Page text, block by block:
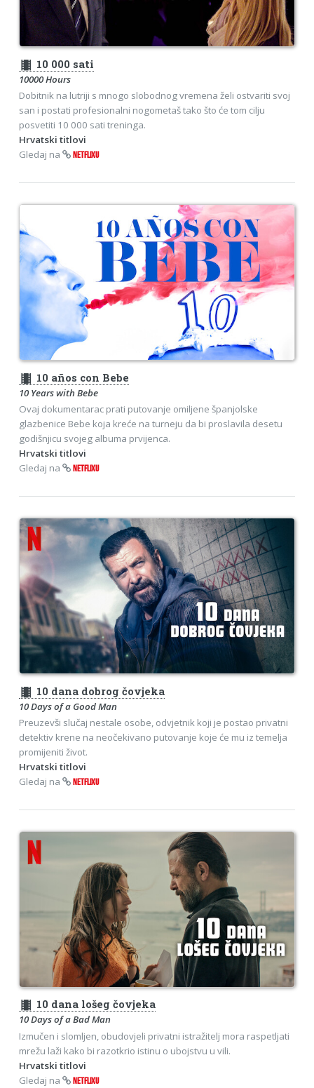
theaters 10 000 sati
10000 Hours
Dobitnik na lutriji s mnogo slobodnog vremena želi ostvariti svoj
san i postati profesionalni nogometaš tako što će tom cilju
posvetiti 10 000 sati treninga.
Hrvatski titlovi
Gledaj na
NETFLIXU
theaters 10 años con Bebe
10 Years with Bebe
Ovaj dokumentarac prati putovanje omiljene španjolske
glazbenice Bebe koja kreće na turneju da bi proslavila desetu
godišnjicu svojeg albuma prvijenca.
Hrvatski titlovi
Gledaj na
NETFLIXU
theaters 10 dana dobrog čovjeka
10 Days of a Good Man
Preuzevši slučaj nestale osobe, odvjetnik koji je postao privatni
detektiv krene na neočekivano putovanje koje će mu iz temelja
promijeniti život.
Hrvatski titlovi
Gledaj na
NETFLIXU
theaters 10 dana lošeg čovjeka
10 Days of a Bad Man
Izmučen i slomljen, obudovjeli privatni istražitelj mora raspetljati
mrežu laži kako bi razotkrio istinu o ubojstvu u vili.
Hrvatski titlovi
Gledaj na
NETFLIXU